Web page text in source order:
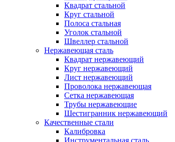
Квадрат стальной
Круг стальной
Полоса стальная
Уголок стальной
Швеллер стальной
Нержавеющая сталь
Квадрат нержавеющий
Круг нержавеющий
Лист нержавеющий
Проволока нержавеющая
Сетка нержавеющая
Трубы нержавеющие
Шестигранник нержавеющий
Качественные стали
Калибровка
Инструментальная сталь